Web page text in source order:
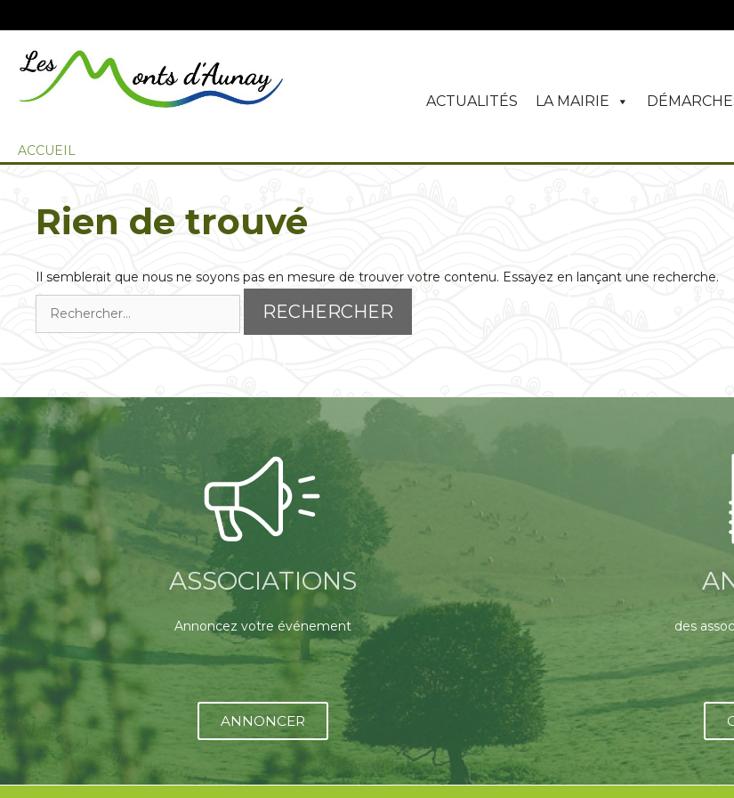
ACTUALITÉS LA MAIRIE
ACCUEIL
Rien de trouvé
Il semblerait que nous ne soyons pas en mesure de trouver votre contenu. Essayez en lançant une recherche.
ASSOCIATIONS
Annoncez votre événement
ANNONCER
des